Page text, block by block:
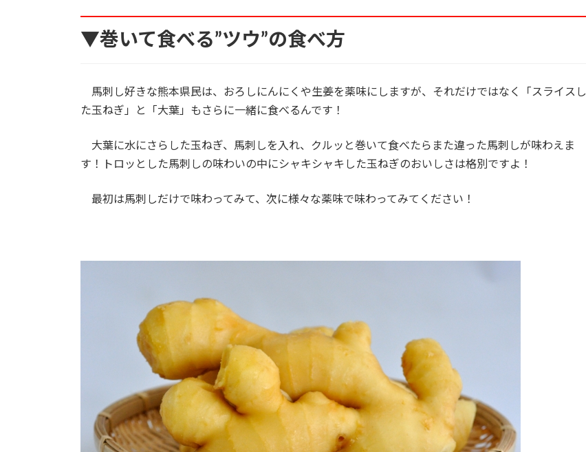
▼巻いて食べる”ツウ”の食べ方
馬刺し好きな熊本県民は、おろしにんにくや生姜を薬味にしますが、それだけではなく「スライスし
た玉ねぎ」と「大葉」もさらに一緒に食べるんです！
大葉に水にさらした玉ねぎ、馬刺しを入れ、クルッと巻いて食べたらまた違った馬刺しが味わえま
す！トロッとした馬刺しの味わいの中にシャキシャキした玉ねぎのおいしさは格別ですよ！
最初は馬刺しだけで味わってみて、次に様々な薬味で味わってみてください！